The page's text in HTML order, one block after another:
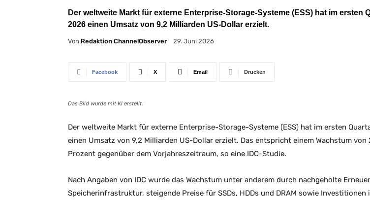
Der weltweite Markt für externe Enterprise-Storage-Systeme (ESS) hat im ersten
2026 einen Umsatz von 9,2 Milliarden US-Dollar erzielt.
Von Redaktion ChannelObserver 29. Juni 2026
Facebook X Email Drucken
Das Bild wurde mit KI erstellt.
Der weltweite Markt für externe Enterprise-Storage-Systeme (ESS) hat im ersten
einen Umsatz von 9,2 Milliarden US-Dollar erzielt. Das entspricht einem Wachstum von
Prozent gegenüber dem Vorjahreszeitraum, so eine IDC-Studie.
Nach Angaben von IDC wurde das Wachstum unter anderem durch nachgeholte
Speicherinfrastruktur, steigende Preise für SSDs, HDDs und DRAM sowie Investitionen